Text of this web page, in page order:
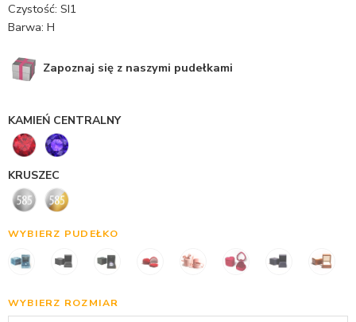
Czystość: SI1
Barwa: H
Zapoznaj się z naszymi pudełkami
KAMIEŃ CENTRALNY
KRUSZEC
WYBIERZ PUDEŁKO
WYBIERZ ROZMIAR